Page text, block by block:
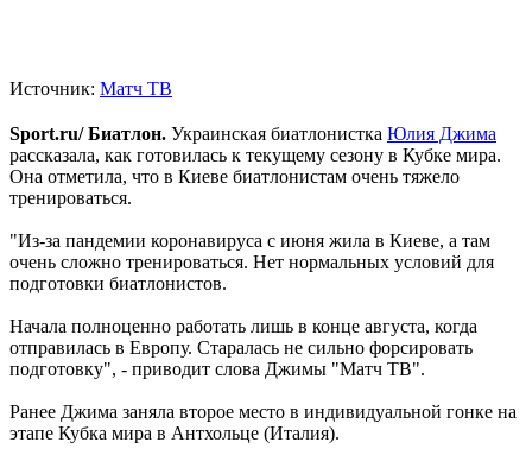
Источник: Матч ТВ
Sport.ru/ Биатлон. Украинская биатлонистка Юлия Джима
рассказала, как готовилась к текущему сезону в Кубке мира.
Она отметила, что в Киеве биатлонистам очень тяжело
тренироваться.
"Из-за пандемии коронавируса с июня жила в Киеве, а там
очень сложно тренироваться. Нет нормальных условий для
подготовки биатлонистов.
Начала полноценно работать лишь в конце августа, когда
отправилась в Европу. Старалась не сильно форсировать
подготовку", - приводит слова Джимы "Матч ТВ".
Ранее Джима заняла второе место в индивидуальной гонке на
этапе Кубка мира в Антхольце (Италия).